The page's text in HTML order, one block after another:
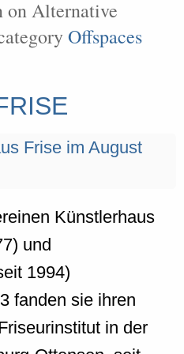
on Alternative
Offspaces
Künstlerhaus
und
1994)
fanden sie ihren
in der